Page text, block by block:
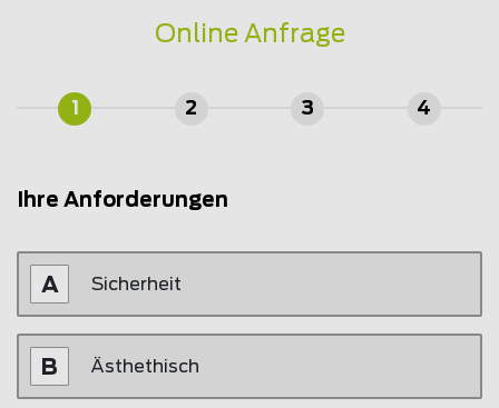
Online Anfrage
1 2 3 4
Ihre Anforderungen
Sicherheit
Ästhethisch